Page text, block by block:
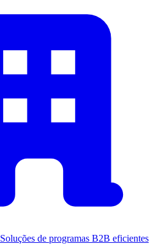
Soluções de programas B2B eficientes